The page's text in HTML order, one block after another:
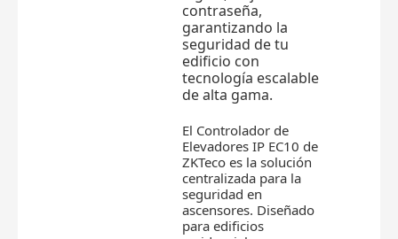
contraseña,
garantizando la
seguridad de tu
edificio con
tecnología escalable
de alta gama.
El Controlador de
Elevadores IP EC10 de
ZKTeco es la solución
centralizada para la
seguridad en
ascensores. Diseñado
para edificios